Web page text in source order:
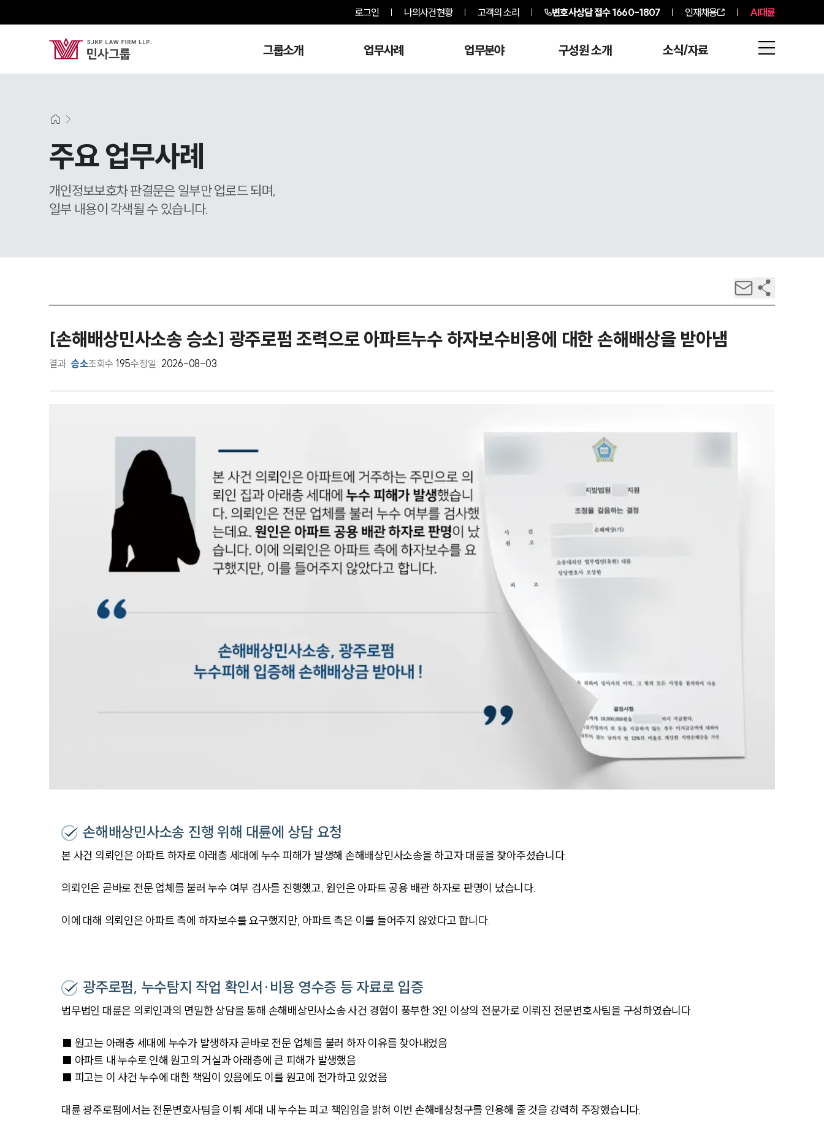
로그인 나의사건현황 고객의 소리 변호사상담 접수1660-1807 인재채용 AI대륜
그룹소개 업무사례 업무분야 구성원 소개 소식/자료
주요 업무사례
개인정보보호차 판결문은 일부만 업로드 되며,
일부 내용이 각색될 수 있습니다.
[손해배상민사소송 승소] 광주로펌 조력으로 아파트누수 하자보수비용에 대한 손해배상을 받아냄
결과 승소조회수 195수정일: 2026-08-03
손해배상민사소송 진행 위해 대륜에 상담 요청
본 사건 의뢰인은 아파트 하자로 아래층 세대에 누수 피해가 발생해 손해배상민사소송을 하고자 대륜을 찾아주셨습니다.
의뢰인은 곧바로 전문 업체를 불러 누수 여부 검사를 진행했고, 원인은 아파트 공용 배관 하자로 판명이 났습니다.
이에 대해 의뢰인은 아파트 측에 하자보수를 요구했지만, 아파트 측은 이를 들어주지 않았다고 합니다.
광주로펌, 누수탐지 작업 확인서·비용 영수증 등 자료로 입증
법무법인 대륜은 의뢰인과의 면밀한 상담을 통해 손해배상민사소송 사건 경험이 풍부한 3인 이상의 전문가로 이뤄진 전문변호사팀을 구성하였습니다.
■ 원고는 아래층 세대에 누수가 발생하자 곧바로 전문 업체를 불러 하자 이유를 찾아내었음
■ 아파트 내 누수로 인해 원고의 거실과 아래층에 큰 피해가 발생했음
■ 피고는 이 사건 누수에 대한 책임이 있음에도 이를 원고에 전가하고 있었음
대륜 광주로펌에서는 전문변호사팀을 이뤄 세대 내 누수는 피고 책임임을 밝혀 이번 손해배상청구를 인용해 줄 것을 강력히 주장했습니다.